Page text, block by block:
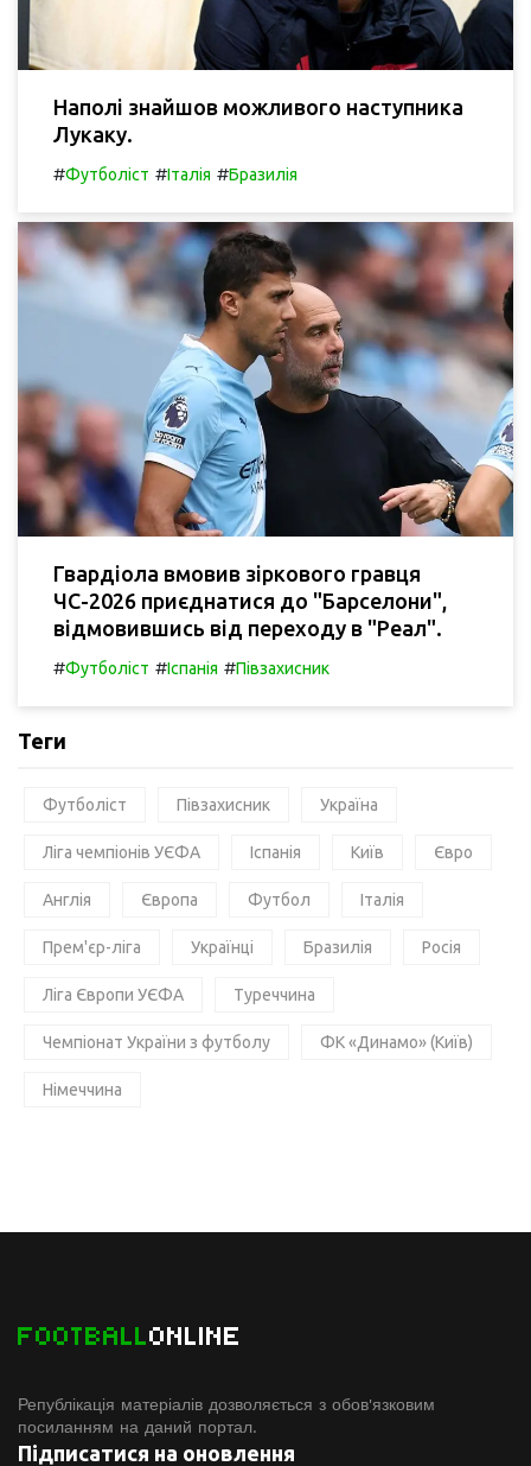
Наполі знайшов можливого наступника
Лукаку.
#Футболіст #Італія #Бразилія
Гвардіола вмовив зіркового гравця
ЧС-2026 приєднатися до "Барселони",
відмовившись від переходу в "Реал".
#Футболіст #Іспанія #Півзахисник
Теги
Футболіст Півзахисник Україна
Ліга чемпіонів УЄФА Іспанія Київ Євро
Англія Європа Футбол Італія
Прем'єр-ліга Українці Бразилія Росія
Ліга Європи УЄФА Туреччина
Чемпіонат України з футболу ФК «Динамо» (Київ)
Німеччина
FOOTBALLONLINE
Републікація матеріалів дозволяється з обов'язковим
посиланням на даний портал.
Підписатися на оновлення